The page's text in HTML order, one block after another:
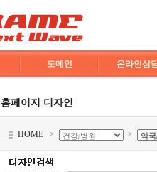
도메인 온라인상
홈페이지 디자인
HOME > >